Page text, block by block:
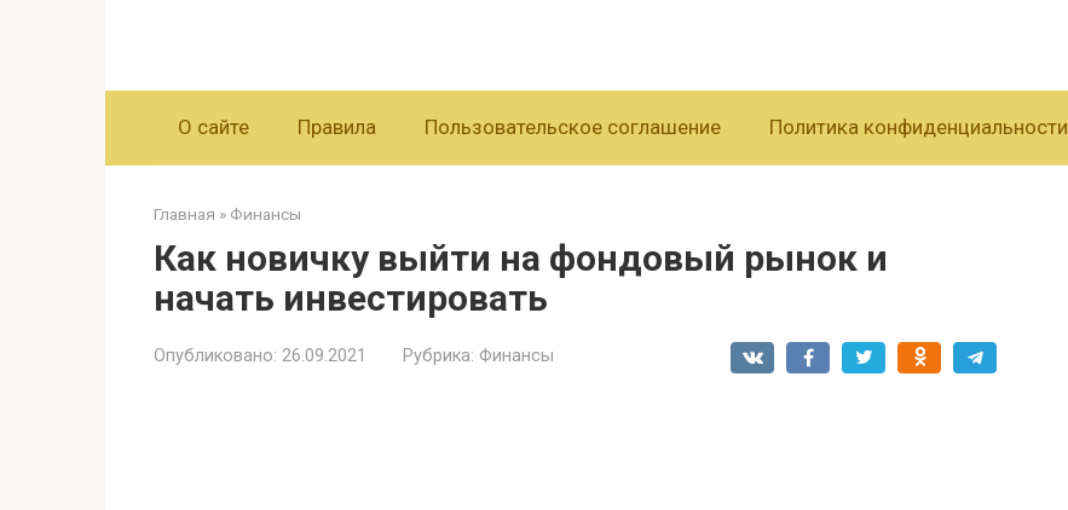
О сайте Правила Пользовательское соглашение Политика конфиденциальности
Главная » Финансы
Как новичку выйти на фондовый рынок и
начать инвестировать
Опубликовано: 26.09.2021 Рубрика: Финансы